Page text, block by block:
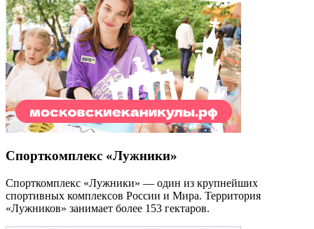
Спорткомплекс «Лужники»
Спорткомплекс «Лужники» — один из крупнейших
спортивных комплексов России и Мира. Территория
«Лужников» занимает более 153 гектаров.